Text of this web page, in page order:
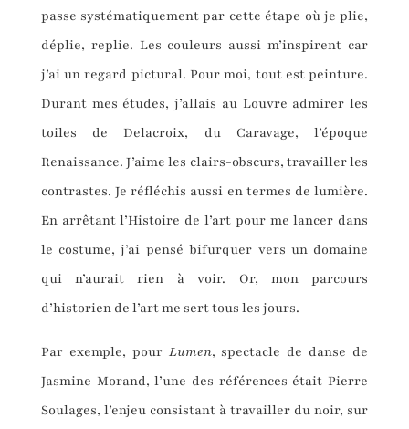
passe systématiquement par cette étape où je plie,
déplie, replie. Les couleurs aussi m’inspirent car
j’ai un regard pictural. Pour moi, tout est peinture.
Durant mes études, j’allais au Louvre admirer les
toiles de Delacroix, du Caravage, l’époque
Renaissance. J’aime les clairs-obscurs, travailler les
contrastes. Je réfléchis aussi en termes de lumière.
En arrêtant l’Histoire de l’art pour me lancer dans
le costume, j’ai pensé bifurquer vers un domaine
qui n’aurait rien à voir. Or, mon parcours
d’historien de l’art me sert tous les jours.
Par exemple, pour Lumen, spectacle de danse de
Jasmine Morand, l’une des références était Pierre
Soulages, l’enjeu consistant à travailler du noir, sur